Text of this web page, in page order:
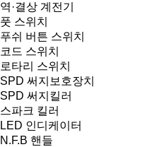
역·결상 계전기
풋 스위치
푸쉬 버튼 스위치
코드 스위치
로타리 스위치
SPD 써지보호장치
SPD 써지킬러
스파크 킬러
LED 인디케이터
N.F.B 핸들